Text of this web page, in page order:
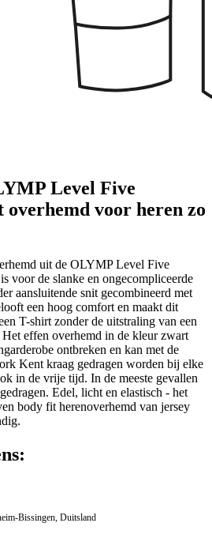
Level Five
overhemd voor heren zo
uit de OLYMP Level Five
voor de slanke en ongecompliceerde
aansluitende snit gecombineerd met
een hoog comfort en maakt dit
T-shirt zonder de uitstraling van een
effen overhemd in de kleur zwart
ontbreken en kan met de
Kent kraag gedragen worden bij elke
in de vrije tijd. In de meeste gevallen
Edel, licht en elastisch - het
body fit herenoverhemd van jersey
Bissingen, Duitsland